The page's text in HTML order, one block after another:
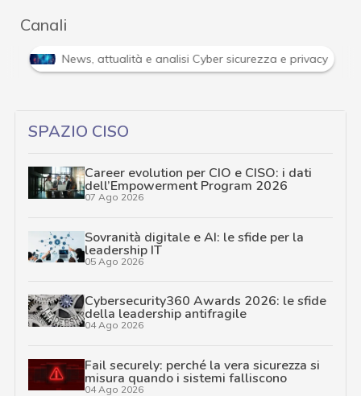
Canali
Attacchi hacker e Malware: le ultime news in tempo
SPAZIO CISO
Career evolution per CIO e CISO: i dati
dell’Empowerment Program 2026
07 Ago 2026
Sovranità digitale e AI: le sfide per la
leadership IT
05 Ago 2026
Cybersecurity360 Awards 2026: le sfide
della leadership antifragile
04 Ago 2026
Fail securely: perché la vera sicurezza si
misura quando i sistemi falliscono
04 Ago 2026